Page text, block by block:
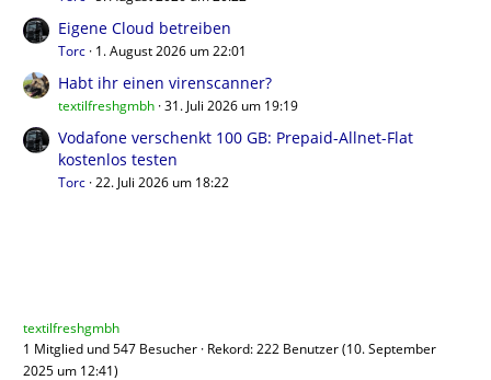
Eigene Cloud betreiben
Torc 1. August 2026 um 22:01
Habt ihr einen virenscanner?
textilfreshgmbh 31. Juli 2026 um 19:19
Vodafone verschenkt 100 GB: Prepaid-Allnet-Flat
kostenlos testen
Torc 22. Juli 2026 um 18:22
textilfreshgmbh
1 Mitglied und 547 Besucher Rekord: 222 Benutzer (10. September
2025 um 12:41)